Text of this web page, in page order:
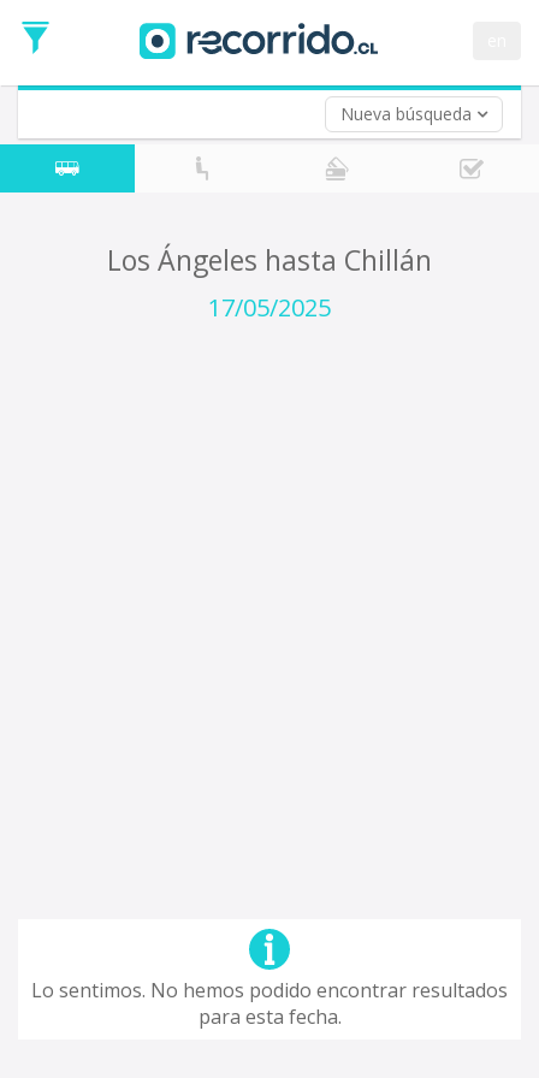
Nueva búsqueda
de
Ida
Vuelta (opcional)
Fecha
de
Los Ángeles hasta Chillán
17/05/2025
Lo sentimos. No hemos podido encontrar resultados
para esta fecha.